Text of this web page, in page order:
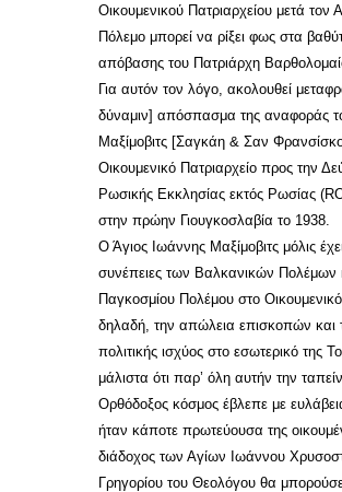
Οικουμενικού Πατριαρχείου μετά τον
Πόλεμο μπορεί να ρίξει φως στα
απόβασης του Πατριάρχη
Για αυτόν τον λόγο, ακολουθεί
δύναμιν] απόσπασμα της αναφοράς
Μαξίμοβιτς [Σαγκάη & Σαν
Οικουμενικό Πατριαρχείο προς την
Ρωσικής Εκκλησίας εκτός Ρωσίας
στην πρώην Γιουγκοσλαβία το 1938.
Ο Άγιος Ιωάννης Μαξίμοβιτς μόλις
συνέπειες των Βαλκανικών Πολέμων
Παγκοσμίου Πολέμου στο Οικουμενικό
δηλαδή, την απώλεια επισκοπών και
πολιτικής ισχύος στο εσωτερικό της
μάλιστα ότι παρ’ όλη αυτήν την
Ορθόδοξος κόσμος έβλεπε με
ήταν κάποτε πρωτεύουσα της
διάδοχος των Αγίων Ιωάννου
Γρηγορίου του Θεολόγου θα